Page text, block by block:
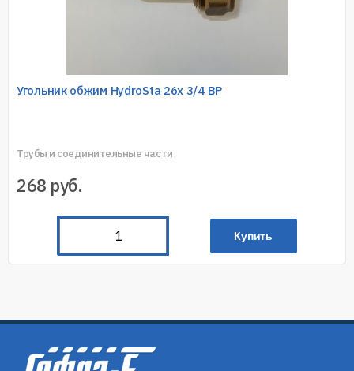
Угольник обжим HydroSta 26х 3/4 ВР
Трубы и соединительные части
268 руб.
Купить